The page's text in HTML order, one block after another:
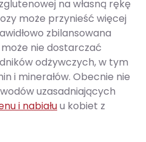
na własną rękę
może przynieść więcej
zbilansowana
nie dostarczać
odżywczych, w tym
i minerałów. Obecnie nie
uzasadniających
i nabiałuu kobiet z